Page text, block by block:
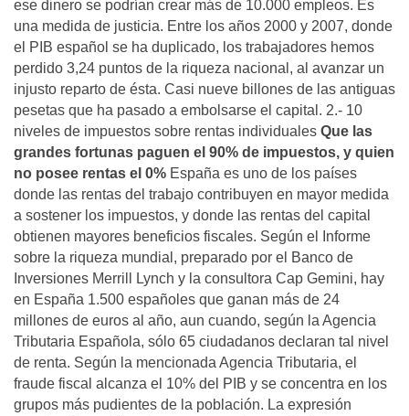
ese dinero se podrían crear más de 10.000 empleos. Es
una medida de justicia. Entre los años 2000 y 2007, donde
el PIB español se ha duplicado, los trabajadores hemos
perdido 3,24 puntos de la riqueza nacional, al avanzar un
injusto reparto de ésta. Casi nueve billones de las antiguas
pesetas que ha pasado a embolsarse el capital. 2.- 10
niveles de impuestos sobre rentas individuales Que las
grandes fortunas paguen el 90% de impuestos, y quien
no posee rentas el 0% España es uno de los países
donde las rentas del trabajo contribuyen en mayor medida
a sostener los impuestos, y donde las rentas del capital
obtienen mayores beneficios fiscales. Según el Informe
sobre la riqueza mundial, preparado por el Banco de
Inversiones Merrill Lynch y la consultora Cap Gemini, hay
en España 1.500 españoles que ganan más de 24
millones de euros al año, aun cuando, según la Agencia
Tributaria Española, sólo 65 ciudadanos declaran tal nivel
de renta. Según la mencionada Agencia Tributaria, el
fraude fiscal alcanza el 10% del PIB y se concentra en los
grupos más pudientes de la población. La expresión